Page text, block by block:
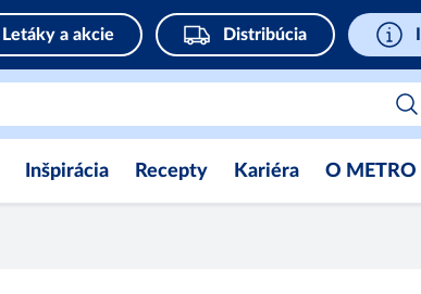
Letáky a akcie Distribúcia
Inšpirácia Recepty Kariéra O METRO